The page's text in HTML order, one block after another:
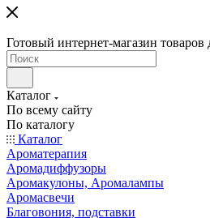
Готовый интернет-магазин товаров
Каталог
По всему сайту
По каталогу
Каталог
Ароматерапия
Аромадиффузоры
Аромакулоны, Аромалампы
Аромасвечи
Благовония, подставки